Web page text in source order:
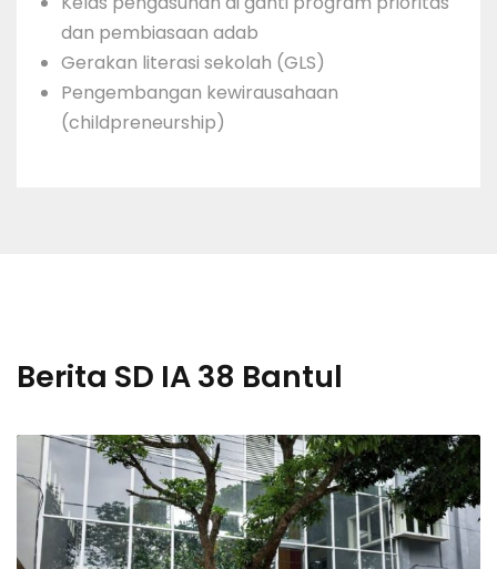
dan pembiasaan adab
Gerakan literasi sekolah (GLS)
Pengembangan kewirausahaan
(childpreneurship)
Berita SD IA 38 Bantul